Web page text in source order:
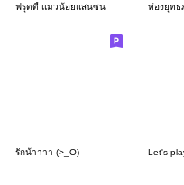
ฟรุตตี้ แมวน้อยแสนซน
รักน้าาาา (>_O) Let's